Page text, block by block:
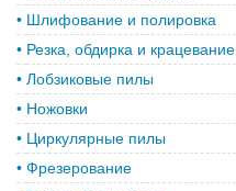
• Шлифование и полировка
• Резка, обдирка и крацевание
• Лобзиковые пилы
• Ножовки
• Циркулярные пилы
• Фрезерование